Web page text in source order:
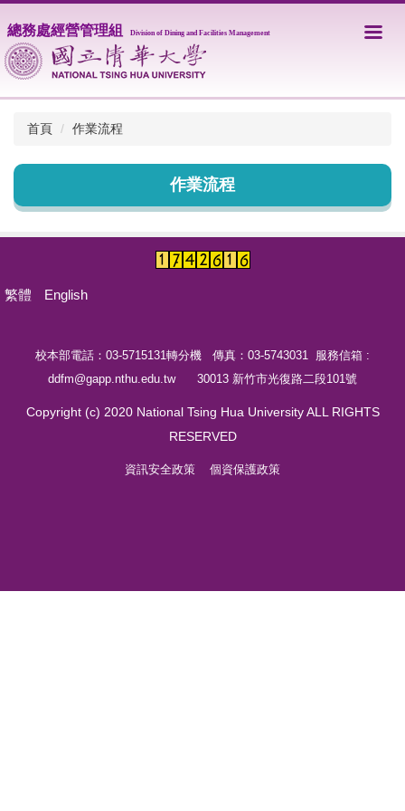
到
主
要
總務處經營管理組 Division of Dining and Facilities Management
首頁 作業流程
作業流程
繁體 English
校本部電話：03-5715131轉分機 傳真：03-5743031 服務信箱 :
ddfm@gapp.nthu.edu.tw 30013 新竹市光復路二段101號
Copyright (c) 2020 National Tsing Hua University ALL RIGHTS
RESERVED
資訊安全政策 個資保護政策